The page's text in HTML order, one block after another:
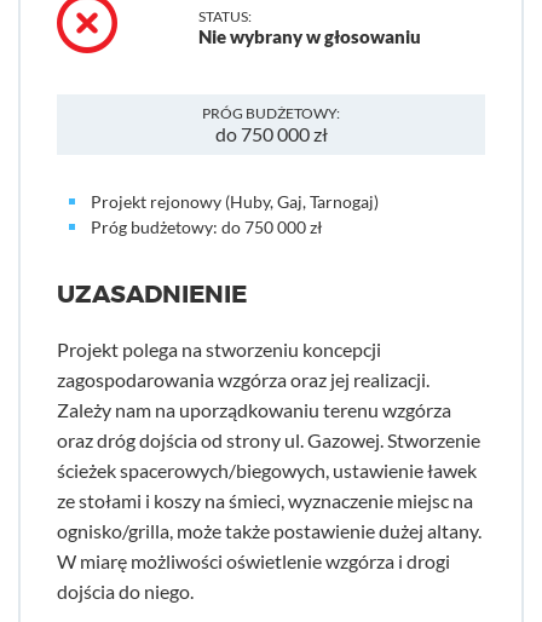
STATUS:
Nie wybrany w głosowaniu
PRÓG BUDŻETOWY:
do 750 000 zł
Projekt rejonowy (Huby, Gaj, Tarnogaj)
Próg budżetowy: do 750 000 zł
UZASADNIENIE
Projekt polega na stworzeniu koncepcji
zagospodarowania wzgórza oraz jej realizacji.
Zależy nam na uporządkowaniu terenu wzgórza
oraz dróg dojścia od strony ul. Gazowej. Stworzenie
ścieżek spacerowych/biegowych, ustawienie ławek
ze stołami i koszy na śmieci, wyznaczenie miejsc na
ognisko/grilla, może także postawienie dużej altany.
W miarę możliwości oświetlenie wzgórza i drogi
dojścia do niego.